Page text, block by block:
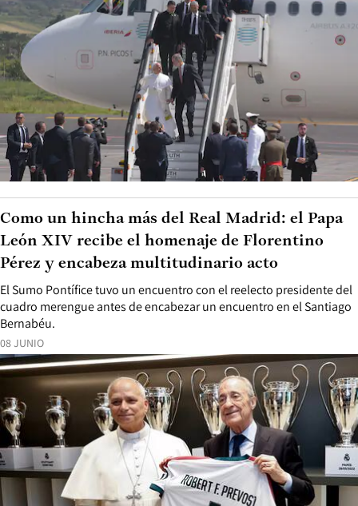
08 JUNIO
El Sumo Pontífice tuvo un encuentro con el reelecto presidente del
cuadro merengue antes de encabezar un encuentro en el Santiago
Bernabéu.
Como un hincha más del Real Madrid: el Papa
León XIV recibe el homenaje de Florentino
Pérez y encabeza multitudinario acto